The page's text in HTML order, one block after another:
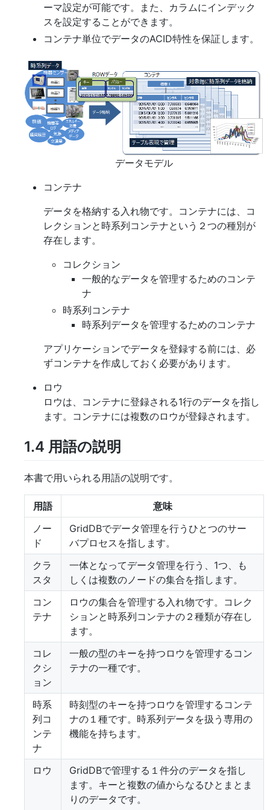
ーマ設定が可能です。また、カラムにインデック
スを設定することができます。
コンテナ単位でデータのACID特性を保証します。
データモデル
コンテナ
データを格納する入れ物です。コンテナには、コ
レクションと時系列コンテナという２つの種別が
存在します。
コレクション
一般的なデータを管理するためのコンテ
ナ
時系列コンテナ
時系列データを管理するためのコンテナ
アプリケーションでデータを登録する前には、必
ずコンテナを作成しておく必要があります。
ロウ
ロウは、コンテナに登録される1行のデータを指し
ます。コンテナには複数のロウが登録されます。
1.4 用語の説明
本書で用いられる用語の説明です。
用語
意味
ノー
ド
GridDBでデータ管理を行うひとつのサー
バプロセスを指します。
クラ
スタ
一体となってデータ管理を行う、1つ、も
しくは複数のノードの集合を指します。
コン
テナ
ロウの集合を管理する入れ物です。コレク
ションと時系列コンテナの２種類が存在し
ます。
コレ
クシ
ョン
一般の型のキーを持つロウを管理するコン
テナの一種です。
時系
列コ
ンテ
ナ
時刻型のキーを持つロウを管理するコンテ
ナの１種です。時系列データを扱う専用の
機能を持ちます。
ロウ
GridDBで管理する１件分のデータを指し
ます。キーと複数の値からなるひとまとま
りのデータです。